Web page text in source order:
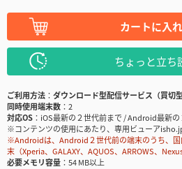
カートに入
ちょっと立ち
ご利用方法
ダウンロード型配信サービス（買切型
同時使用端末数
2
対応OS
iOS最新の２世代前まで / Android最新の
※コンテンツの使用にあたり、専用ビューア
※Androidは、Android２世代前の端末のうち、国
末（Xperia、GALAXY、AQUOS、ARROWS、
必要メモリ容量
54 MB以上